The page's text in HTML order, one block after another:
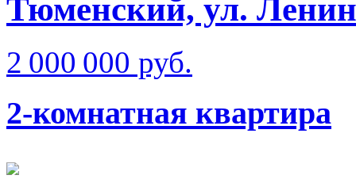
Тюменский, ул.
2 000 000 руб.
2-комнатная квартира